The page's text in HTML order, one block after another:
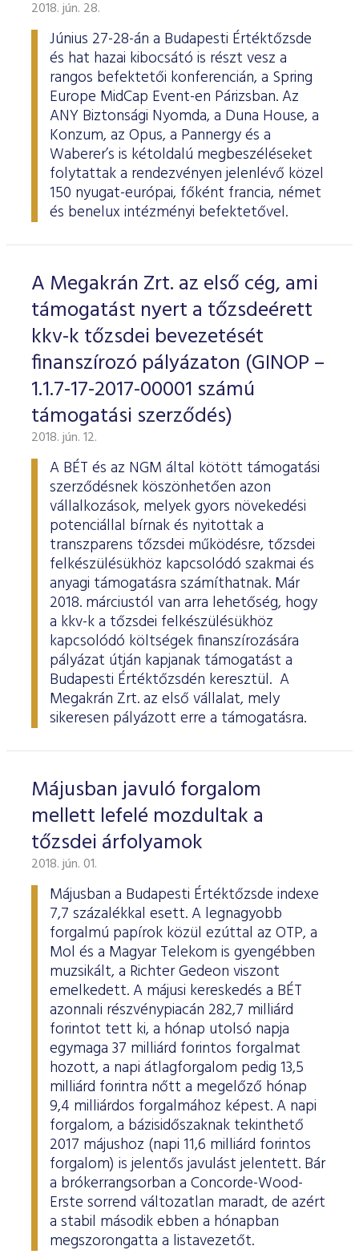
ESG Útmutató
2018. jún. 28.
Június 27-28-án a Budapesti Értéktőzsde
és hat hazai kibocsátó is részt vesz a
rangos befektetői konferencián, a Spring
Europe MidCap Event-en Párizsban. Az
ANY Biztonsági Nyomda, a Duna House, a
Konzum, az Opus, a Pannergy és a
Waberer’s is kétoldalú megbeszéléseket
folytattak a rendezvényen jelenlévő közel
150 nyugat-európai, főként francia, német
és benelux intézményi befektetővel.
A Megakrán Zrt. az első cég, ami
támogatást nyert a tőzsdeérett
kkv-k tőzsdei bevezetését
finanszírozó pályázaton (GINOP –
1.1.7-17-2017-00001 számú
támogatási szerződés)
2018. jún. 12.
A BÉT és az NGM által kötött támogatási
szerződésnek köszönhetően azon
vállalkozások, melyek gyors növekedési
potenciállal bírnak és nyitottak a
transzparens tőzsdei működésre, tőzsdei
felkészülésükhöz kapcsolódó szakmai és
anyagi támogatásra számíthatnak. Már
2018. márciustól van arra lehetőség, hogy
a kkv-k a tőzsdei felkészülésükhöz
kapcsolódó költségek finanszírozására
pályázat útján kapjanak támogatást a
Budapesti Értéktőzsdén keresztül. A
Megakrán Zrt. az első vállalat, mely
sikeresen pályázott erre a támogatásra.
Májusban javuló forgalom
mellett lefelé mozdultak a
tőzsdei árfolyamok
2018. jún. 01.
Májusban a Budapesti Értéktőzsde indexe
7,7 százalékkal esett. A legnagyobb
forgalmú papírok közül ezúttal az OTP, a
Mol és a Magyar Telekom is gyengébben
muzsikált, a Richter Gedeon viszont
emelkedett. A májusi kereskedés a BÉT
azonnali részvénypiacán 282,7 milliárd
forintot tett ki, a hónap utolsó napja
egymaga 37 milliárd forintos forgalmat
hozott, a napi átlagforgalom pedig 13,5
milliárd forintra nőtt a megelőző hónap
9,4 milliárdos forgalmához képest. A napi
forgalom, a bázisidőszaknak tekinthető
2017 májushoz (napi 11,6 milliárd forintos
forgalom) is jelentős javulást jelentett. Bár
a brókerrangsorban a Concorde-Wood-
Erste sorrend változatlan maradt, de azért
a stabil második ebben a hónapban
megszorongatta a listavezetőt.